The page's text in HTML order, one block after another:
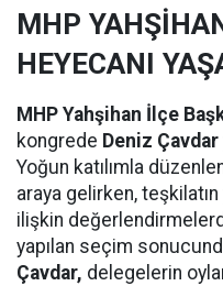
MHP
HEYECANI
MHP Yahşihan İlçe
kongrede Deniz Çavdar
Yoğun katılımla
araya gelirken,
ilişkin
yapılan seçim
Çavdar, delegelerin